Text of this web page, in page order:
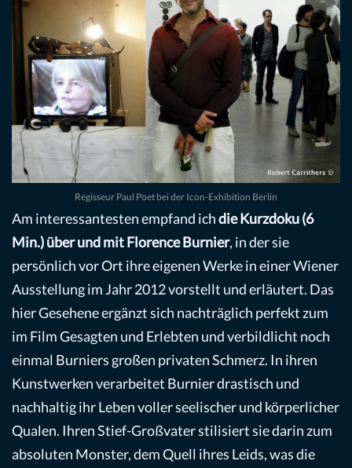
Regisseur Paul Poet bei der Icon-Exhibition Berlin
Am interessantesten empfand ichdie Kurzdoku (6
Min.) über und mit Florence Burnier, in der sie
persönlich vor Ort ihre eigenen Werke in einer Wiener
Ausstellung im Jahr 2012 vorstellt und erläutert. Das
hier Gesehene ergänzt sich nachträglich perfekt zum
im Film Gesagten und Erlebten und verbildlicht noch
einmal Burniers großen privaten Schmerz. In ihren
Kunstwerken verarbeitet Burnier drastisch und
nachhaltig ihr Leben voller seelischer und körperlicher
Qualen. Ihren Stief-Großvater stilisiert sie darin zum
absoluten Monster, dem Quell ihres Leids, was die